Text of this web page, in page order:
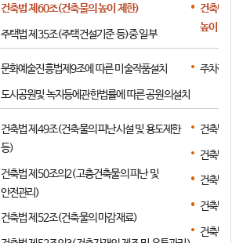
건축법 제60조(건축물의 높이 제한)
주택법 제35조(주택건설기준 등)중 일부
건축법 제
높이 제한)
문화예술진흥법제9조에 따른 미술작품설치
도시공원및 녹지등에관한법률에 따른 공원의설치
주차장법
건축법 제49조(건축물의 피난시설 및 용도제한
등)
건축법 제50조의2(고층건축물의 피난 및
안전관리)
건축법 제52조(건축물의 마감재료)
건축법 제
건축법 제
건축법 제
건축법 제
건축법 제